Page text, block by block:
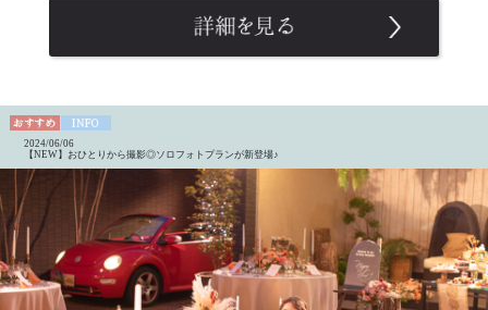
2024/06/06
【NEW】おひとりから撮影◎ソロフォトプランが新登場♪